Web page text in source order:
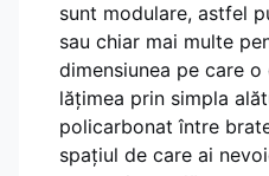
sunt modulare, astfel
sau chiar mai multe
dimensiunea pe care
lățimea prin simpla
policarbonat între
spațiul de care ai